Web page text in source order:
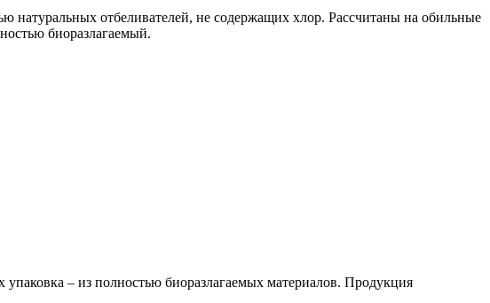
натуральных отбеливателей, не содержащих хлор. Рассчитаны на обильные
биоразлагаемый.
– из полностью биоразлагаемых материалов. Продукция